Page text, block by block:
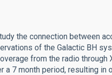
the connection between
of the Galactic BH
from the radio
7 month period, resulting in